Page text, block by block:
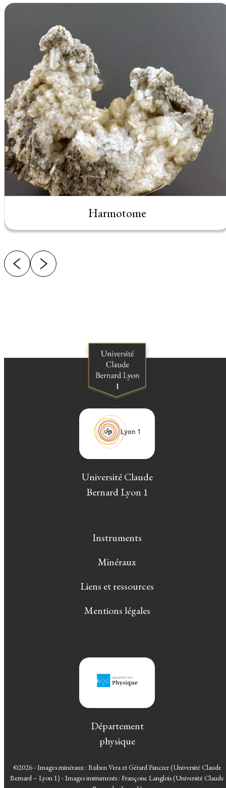
Harmotome
Université Claude
Bernard Lyon 1
Instruments
Minéraux
Liens et ressources
Mentions légales
Département
physique
©2026 - Images minéraux : Ruben Vera et Gérard Panczer (Université Claude
Bernard – Lyon 1) - Images instruments : Françoise Langlois (Université Claude